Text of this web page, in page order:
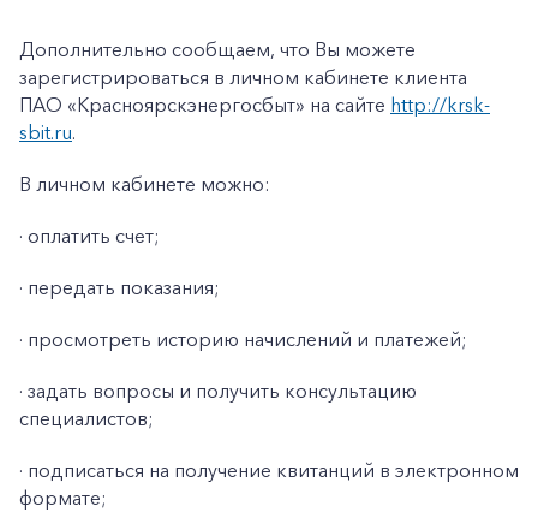
Дополнительно сообщаем, что Вы можете
зарегистрироваться в личном кабинете клиента
ПАО «Красноярскэнергосбыт» на сайте http://krsk-
sbit.ru.
В личном кабинете можно:
· оплатить счет;
· передать показания;
· просмотреть историю начислений и платежей;
· задать вопросы и получить консультацию
специалистов;
· подписаться на получение квитанций в электронном
формате;